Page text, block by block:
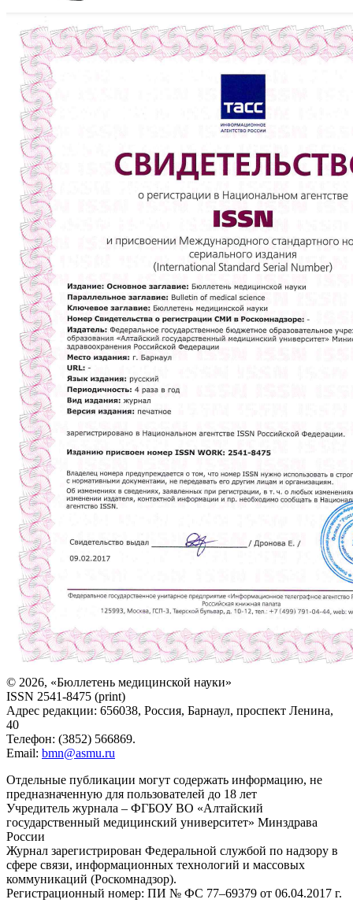
© 2026, «Бюллетень медицинской науки»
ISSN 2541-8475 (print)
Адрес редакции: 656038, Россия, Барнаул, проспект Ленина,
40
Телефон: (3852) 566869.
Email: bmn@asmu.ru
Отдельные публикации могут содержать информацию, не
предназначенную для пользователей до 18 лет
Учредитель журнала – ФГБОУ ВО «Алтайский
государственный медицинский университет» Минздрава
России
Журнал зарегистрирован Федеральной службой по надзору в
сфере связи, информационных технологий и массовых
коммуникаций (Роскомнадзор).
Регистрационный номер: ПИ № ФС 77–69379 от 06.04.2017 г.